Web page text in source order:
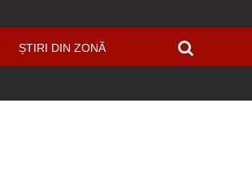
ȘTIRI DIN ZONĂ